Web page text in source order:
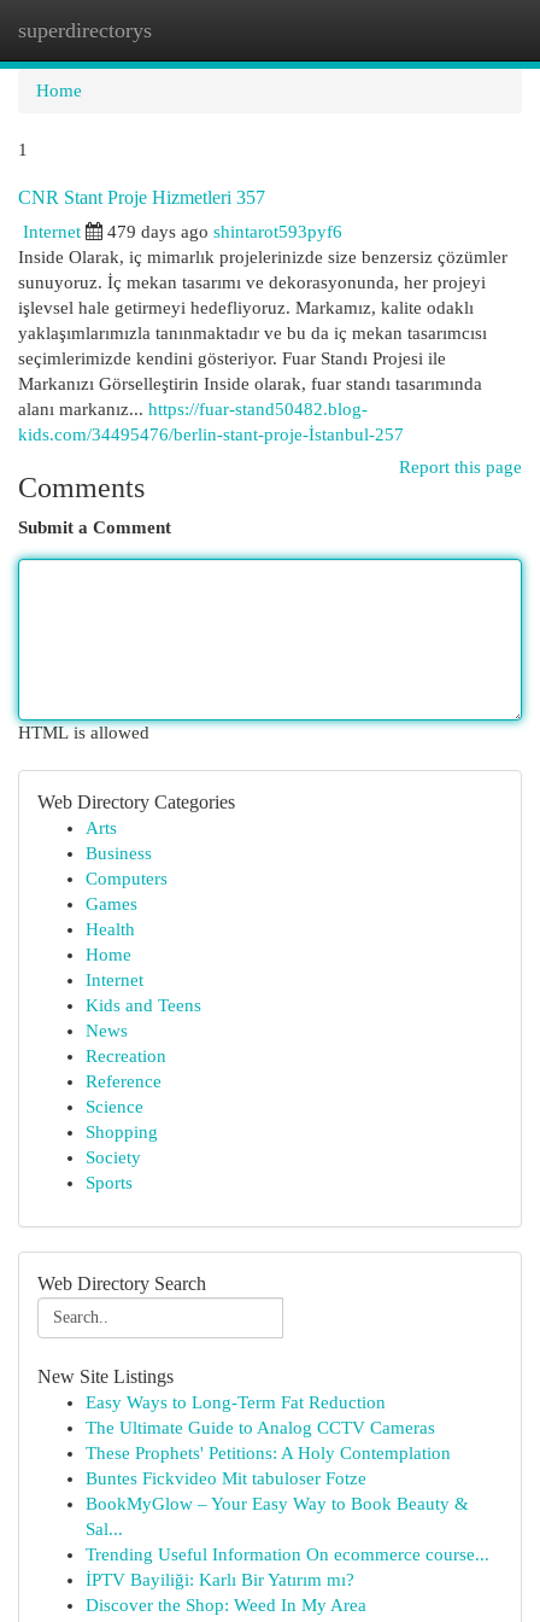
superdirectorys
Home
1
CNR Stant Proje Hizmetleri 357
Internet 479 days ago shintarot593pyf6
Inside Olarak, iç mimarlık projelerinizde size benzersiz çözümler
sunuyoruz. İç mekan tasarımı ve dekorasyonunda, her projeyi
işlevsel hale getirmeyi hedefliyoruz. Markamız, kalite odaklı
yaklaşımlarımızla tanınmaktadır ve bu da iç mekan tasarımcısı
seçimlerimizde kendini gösteriyor. Fuar Standı Projesi ile
Markanızı Görselleştirin Inside olarak, fuar standı tasarımında
alanı markanız... https://fuar-stand50482.blog-
kids.com/34495476/berlin-stant-proje-İstanbul-257
Report this page
Comments
Submit a Comment
HTML is allowed
Web Directory Categories
Arts
Business
Computers
Games
Health
Home
Internet
Kids and Teens
News
Recreation
Reference
Science
Shopping
Society
Sports
Web Directory Search
New Site Listings
Easy Ways to Long-Term Fat Reduction
The Ultimate Guide to Analog CCTV Cameras
These Prophets' Petitions: A Holy Contemplation
Buntes Fickvideo Mit tabuloser Fotze
BookMyGlow – Your Easy Way to Book Beauty &
Sal...
Trending Useful Information On ecommerce course...
İPTV Bayiliği: Karlı Bir Yatırım mı?
Discover the Shop: Weed In My Area